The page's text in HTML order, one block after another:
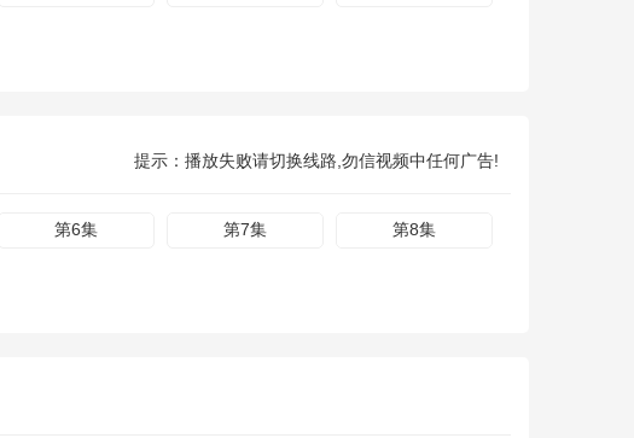
提示：播放失败请切换线路,勿信视频中任何广告!
第6集 第7集 第8集